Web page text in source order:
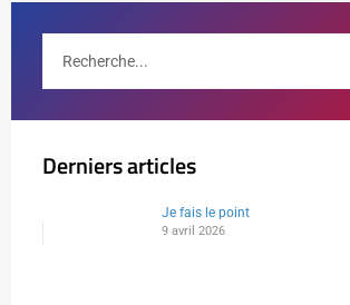
Derniers articles
Je fais le point
9 avril 2026